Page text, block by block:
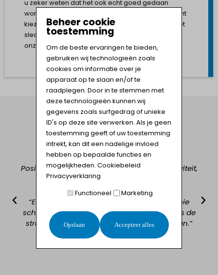
u zeker weten dat het ook echt goed gedaan
wordt. Kiezen voor Lindeman Schuttingen, betekent
kiezen voor zekerheid. Schuttingen doen wij er niet
slechts bij: het leveren en plaatsen hiervan heeft
onze dagelijkse focus.
REVIEWS
Positief: Kwaliteit, Professionaliteit, Responsiviteit,
Stiptheid, Waarde
“Echt top gewerkt Bas, snel kundig en mooie
schuttingen tegen een goede prijs. Ondanks de
stromende regen bleef je gewoon doorgaan.”
Beheer cookie
toestemming
Om de beste ervaringen te bieden,
gebruiken wij technologieën zoals
cookies om informatie over je
apparaat op te slaan en/of te
raadplegen. Door in te stemmen met
deze technologieën kunnen wij
gegevens zoals surfgedrag of unieke
ID's op deze site verwerken. Als je geen
toestemming geeft of uw toestemming
intrekt, kan dit een nadelige invloed
hebben op bepaalde functies en
mogelijkheden. Cookiebeleid
Privacyverklaring
Functioneel
Marketing
Opslaan Accepteer alles